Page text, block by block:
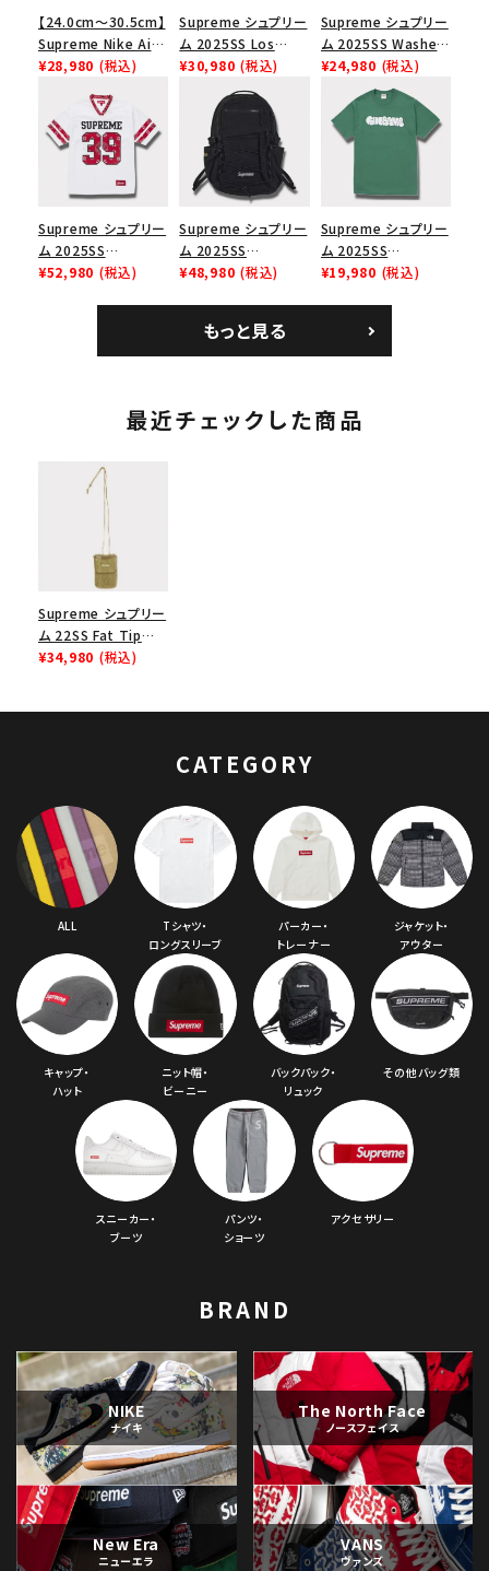
【24.0cm～30.5cm】
Supreme Nike Air
Force 1 Low シュプ
ース１スニーカー シ
ューズ ホワイト
¥28,980 (税込)
Supreme シュプリー
ム 2025SS Los
Angeles Fire Relief
Box Logo Tee ファ
イヤーリリーフボック
スロゴTシャツ ホワ
イト 白
¥30,980 (税込)
Supreme シュプリー
ム 2025SS Washed
Chino Twill Camp
Cap ウォッシュチノツ
イルキャンプキャップ
ブラック 黒
¥24,980 (税込)
Supreme シュプリー
ム 2025SS
Bandana Football
¥52,980 (税込)
Supreme シュプリー
ム 2025SS
Backpack バックパッ
¥48,980 (税込)
Supreme シュプリー
ム 2025SS
Homerun Tee ホー
¥19,980 (税込)
もっと見る
最近チェックした商品
Supreme シュプリー
ム 22SS Fat Tip
Jacquard Denim
¥34,980 (税込)
CATEGORY
ALL
Tシャツ・
ロングスリーブ
パーカー・
トレーナー
ジャケット・
アウター
キャップ・
ハット
ニット帽・
ビーニー
バックパック・
リュック
その他バッグ類
スニーカー・
ブーツ
パンツ・
ショーツ
アクセサリー
BRAND
NIKE
ナイキ
The North Face
ノースフェイス
New Era
ニューエラ
VANS
ヴァンズ